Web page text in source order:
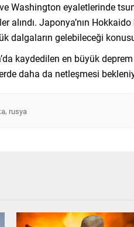
Washington eyaletlerinde
alındı. Japonya’nın
dalgaların gelebileceği
kaydedilen en büyük deprem
daha da netleşmesi
, rusya